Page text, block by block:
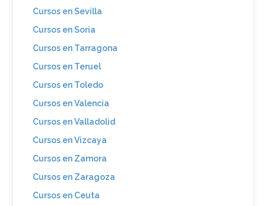
Cursos en Sevilla
Cursos en Soria
Cursos en Tarragona
Cursos en Teruel
Cursos en Toledo
Cursos en Valencia
Cursos en Valladolid
Cursos en Vizcaya
Cursos en Zamora
Cursos en Zaragoza
Cursos en Ceuta